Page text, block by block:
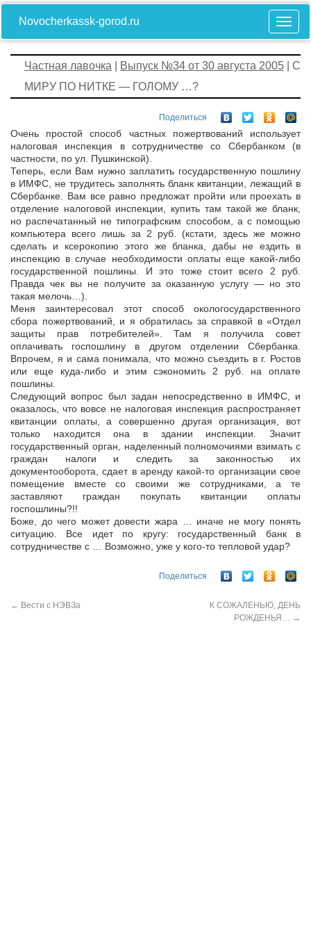
Novocherkassk-gorod.ru
Частная лавочка Выпуск №34 от 30 августа 2005 | С
МИРУ ПО НИТКЕ — ГОЛОМУ …?
Поделиться
Очень простой способ частных пожертвований использует
налоговая инспекция в сотрудничестве со Сбербанком (в
частности, по ул. Пушкинской).
Теперь, если Вам нужно заплатить государственную пошлину
в ИМФС, не трудитесь заполнять бланк квитанции, лежащий в
Сбербанке. Вам все равно предложат пройти или проехать в
отделение налоговой инспекции, купить там такой же бланк,
но распечатанный не типографским способом, а с помощью
компьютера всего лишь за 2 руб. (кстати, здесь же можно
сделать и ксерокопию этого же бланка, дабы не ездить в
инспекцию в случае необходимости оплаты еще какой-либо
государственной пошлины. И это тоже стоит всего 2 руб.
Правда чек вы не получите за оказанную услугу — но это
такая мелочь…).
Меня заинтересовал этот способ окологосударственного
сбора пожертвований, и я обратилась за справкой в «Отдел
защиты прав потребителей». Там я получила совет
оплачивать госпошлину в другом отделении Сбербанка.
Впрочем, я и сама понимала, что можно съездить в г. Ростов
или еще куда-либо и этим сэкономить 2 руб. на оплате
пошлины.
Следующий вопрос был задан непосредственно в ИМФС, и
оказалось, что вовсе не налоговая инспекция распространяет
квитанции оплаты, а совершенно другая организация, вот
только находится она в здании инспекции. Значит
государственный орган, наделенный полномочиями взимать с
граждан налоги и следить за законностью их
документооборота, сдает в аренду какой-то организации свое
помещение вместе со своими же сотрудниками, а те
заставляют граждан покупать квитанции оплаты
госпошлины?!!
Боже, до чего может довести жара … иначе не могу понять
ситуацию. Все идет по кругу: государственный банк в
сотрудничестве с … Возможно, уже у кого-то тепловой удар?
Поделиться
← Вести с НЭВЗа
К СОЖАЛЕНЬЮ, ДЕНЬ
РОЖДЕНЬЯ…
→